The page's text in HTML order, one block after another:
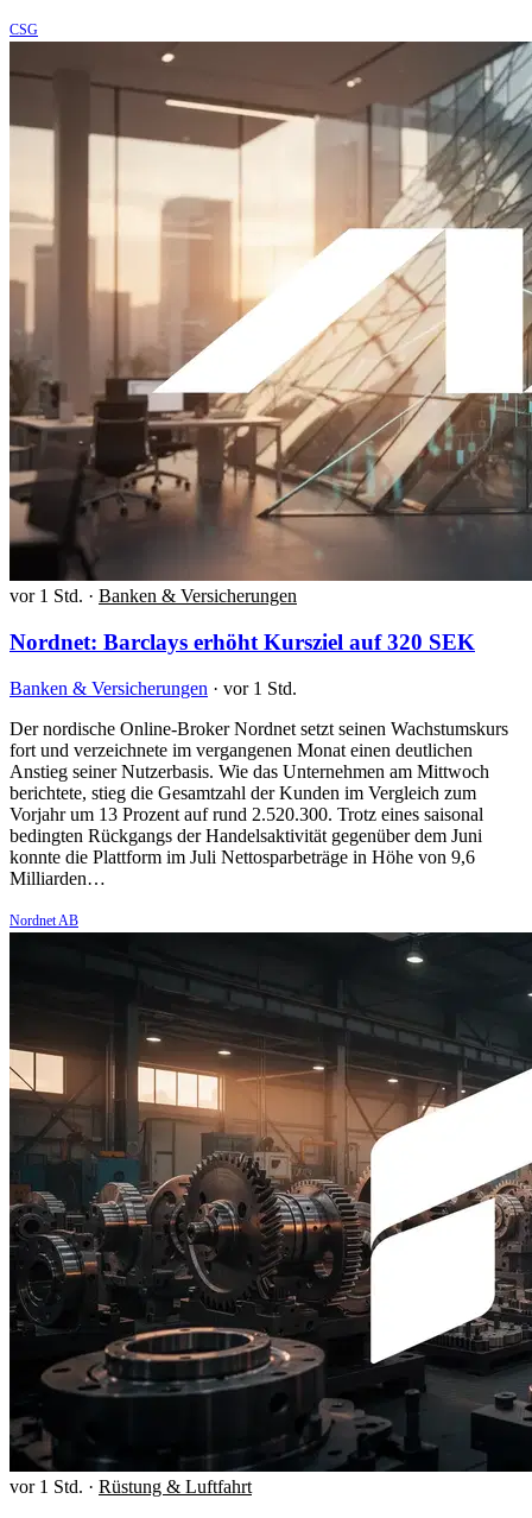
CSG
vor 1 Std. · Banken & Versicherungen
Nordnet: Barclays erhöht Kursziel auf 320 SEK
Banken & Versicherungen · vor 1 Std.
Der nordische Online-Broker Nordnet setzt seinen Wachstumskurs
fort und verzeichnete im vergangenen Monat einen deutlichen
Anstieg seiner Nutzerbasis. Wie das Unternehmen am Mittwoch
berichtete, stieg die Gesamtzahl der Kunden im Vergleich zum
Vorjahr um 13 Prozent auf rund 2.520.300. Trotz eines saisonal
bedingten Rückgangs der Handelsaktivität gegenüber dem Juni
konnte die Plattform im Juli Nettosparbeträge in Höhe von 9,6
Milliarden…
Nordnet AB
vor 1 Std. · Rüstung & Luftfahrt